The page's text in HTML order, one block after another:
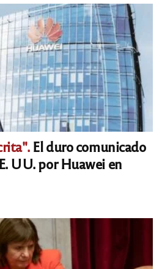
El duro comunicado
UU. por Huawei en